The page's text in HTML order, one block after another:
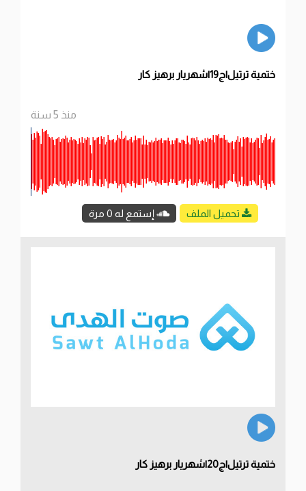
ختمية ترتيل|ج19|شهريار برهيز كار
منذ 5 سنة
تحميل الملف إستمع له 0 مرة
ختمية ترتيل|ج20|شهريار برهيز كار